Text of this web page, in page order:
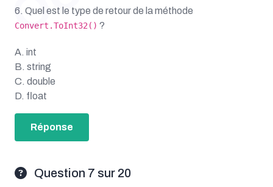
6. Quel est le type de retour de la méthode
Convert.ToInt32() ?
A. int
B. string
C. double
D. float
Réponse
Question 7 sur 20